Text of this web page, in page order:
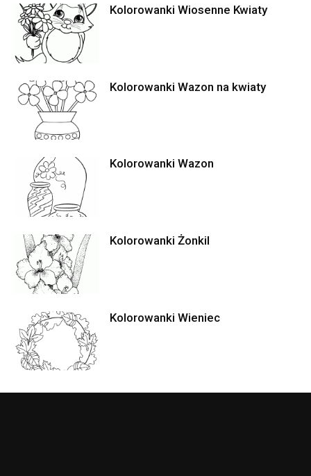
Kolorowanki Wiosenne Kwiaty
Kolorowanki Wazon na kwiaty
Kolorowanki Wazon
Kolorowanki Żonkil
Kolorowanki Wieniec